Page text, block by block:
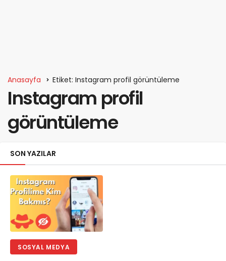
Anasayfa Etiket: Instagram profil görüntüleme
Instagram profil
görüntüleme
SON YAZILAR
SOSYAL MEDYA